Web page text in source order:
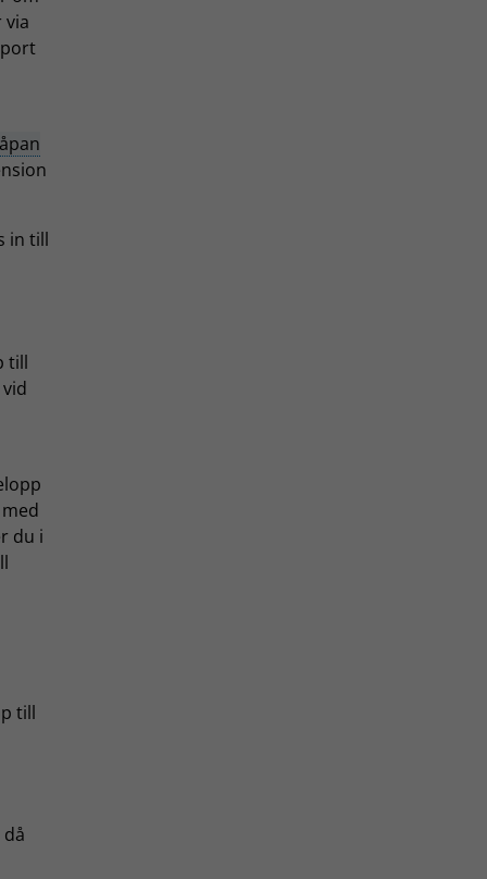
via
in till
till
du i
till